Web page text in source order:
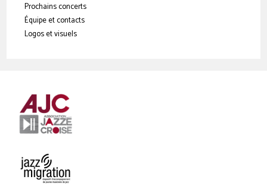
Prochains concerts
Équipe et contacts
Logos et visuels